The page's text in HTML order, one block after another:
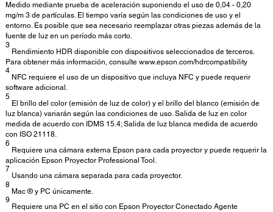
Medido mediante prueba de aceleración suponiendo el uso de 0,04 - 0,20
mg/m 3 de partículas. El tiempo varía según las condiciones de uso y el
entorno. Es posible que sea necesario reemplazar otras piezas además de la
fuente de luz en un período más corto.
3
Rendimiento HDR disponible con dispositivos seleccionados de terceros.
Para obtener más información, consulte www.epson.com/hdrcompatibility
4
NFC requiere el uso de un dispositivo que incluya NFC y puede requerir
software adicional.
5
El brillo del color (emisión de luz de color) y el brillo del blanco (emisión de
luz blanca) variarán según las condiciones de uso. Salida de luz en color
medida de acuerdo con IDMS 15.4; Salida de luz blanca medida de acuerdo
con ISO 21118.
6
Requiere una cámara externa Epson para cada proyector y puede requerir la
aplicación Epson Proyector Professional Tool.
7
Usando una cámara separada para cada proyector.
8
Mac ® y PC únicamente.
9
Requiere una PC en el sitio con Epson Proyector Conectado Agente